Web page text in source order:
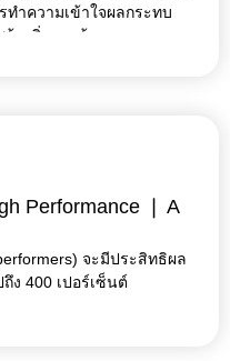
ทำความเข้าใจผลกระทบ
างสิ่งแวดล้อม กระบวนการ
Performance ❘ A
จะมีประสิทธิผล
ง 400 เปอร์เซ็นต์